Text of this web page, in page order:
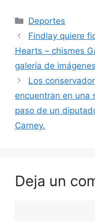
Categorías
Deportes
Findlay quiere
Hearts – chismes
galería de imágenes
Los
encuentran en una
paso de un
Carney.
Deja un